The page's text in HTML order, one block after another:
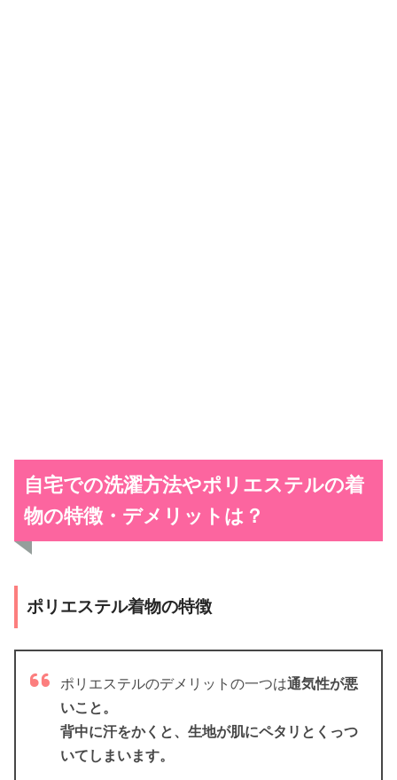
自宅での洗濯方法やポリエステルの着
物の特徴・デメリットは？
ポリエステル着物の特徴
ポリエステルのデメリットの一つは通気性が悪
いこと。
背中に汗をかくと、 生地が肌にペタリとくっつ
いてしまいます。